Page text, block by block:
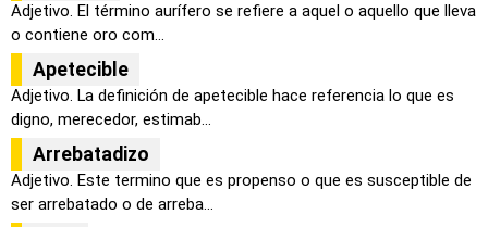
Adjetivo. El término aurífero se refiere a aquel o aquello que lleva
o contiene oro com...
Apetecible
Adjetivo. La definición de apetecible hace referencia lo que es
digno, merecedor, estimab...
Arrebatadizo
Adjetivo. Este termino que es propenso o que es susceptible de
ser arrebatado o de arreba...